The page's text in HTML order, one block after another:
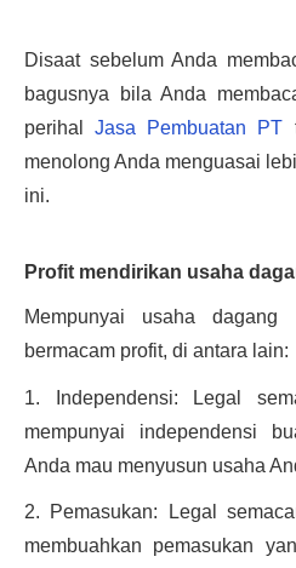
Disaat sebelum Anda
bagusnya bila Anda
perihal Jasa Pembuatan PT
menolong Anda menguasai
ini.
Profit mendirikan usaha
Mempunyai usaha dagang
bermacam profit, di antara lain:
1. Independensi: Legal
mempunyai independensi
Anda mau menyusun usaha
2. Pemasukan: Legal
membuahkan pemasukan